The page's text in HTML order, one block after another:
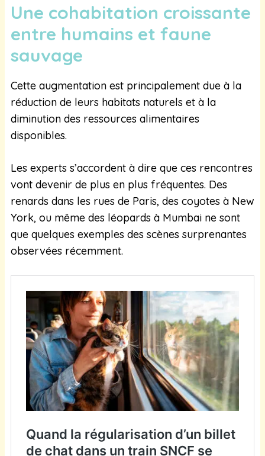
Une cohabitation croissante
entre humains et faune
sauvage
Cette augmentation est principalement due à la
réduction de leurs habitats naturels et à la
diminution des ressources alimentaires
disponibles.
Les experts s’accordent à dire que ces rencontres
vont devenir de plus en plus fréquentes. Des
renards dans les rues de Paris, des coyotes à New
York, ou même des léopards à Mumbai ne sont
que quelques exemples des scènes surprenantes
observées récemment.